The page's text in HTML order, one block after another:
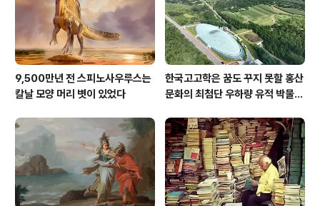
9,500만년 전 스피노사우루스는
칼날 모양 머리 볏이 있었다
한국고고학은 꿈도 꾸지 못할 홍산
문화의 최첨단 우하량 유적 박물관